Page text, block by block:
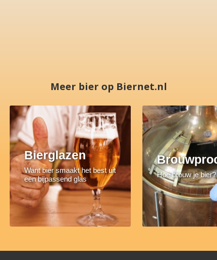
Meer bier op Biernet.nl
Bierglazen
Want bier smaakt het best uit
een bijpassend glas
Hoe brouw je bier?